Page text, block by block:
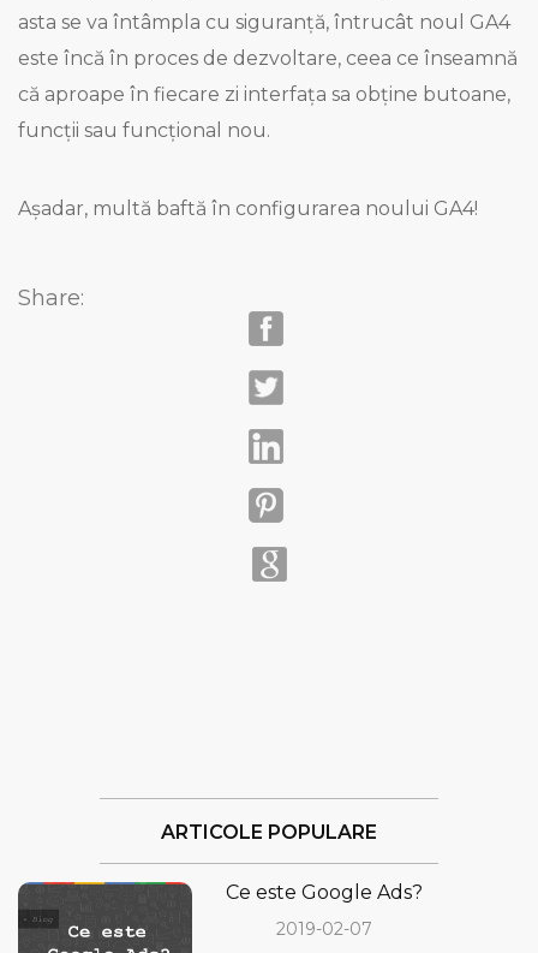
asta se va întâmpla cu siguranță, întrucât noul GA4
este încă în proces de dezvoltare, ceea ce înseamnă
că aproape în fiecare zi interfața sa obține butoane,
funcții sau funcțional nou.
Așadar, multă baftă în configurarea noului GA4!
Share:
ARTICOLE POPULARE
Ce este Google Ads?
2019-02-07